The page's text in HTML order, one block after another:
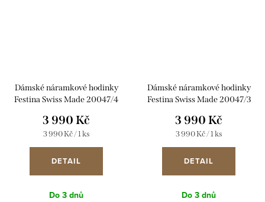
Dámské náramkové hodinky
Festina Swiss Made 20047/4
3 990 Kč
Měrná
cena:
3 990 Kč / 1 ks
DETAIL
Do 3 dnů
Dámské náramkové hodinky
Festina Swiss Made 20047/3
3 990 Kč
Měrná
cena:
3 990 Kč / 1 ks
DETAIL
Do 3 dnů